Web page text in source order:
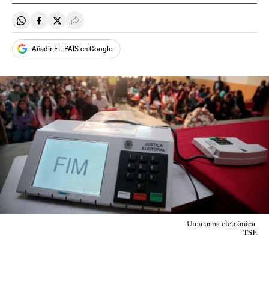
Compartir en Whatsapp
Compartir en Facebook
Compartir en Twitter
Desplegar Redes Sociales
Añadir EL PAÍS en Google
Uma urna eletrônica.
TSE